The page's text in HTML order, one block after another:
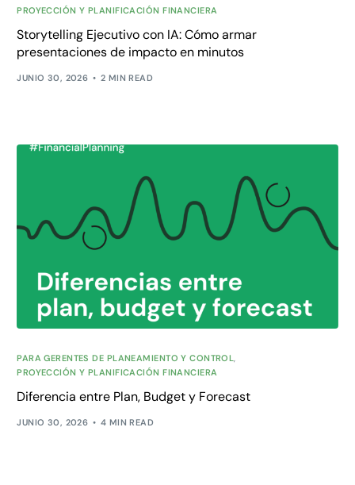
PROYECCIÓN Y PLANIFICACIÓN FINANCIERA
Storytelling Ejecutivo con IA: Cómo armar
presentaciones de impacto en minutos
JUNIO 30, 2026 2 MIN READ
PARA GERENTES DE PLANEAMIENTO Y CONTROL
PROYECCIÓN Y PLANIFICACIÓN FINANCIERA
Diferencia entre Plan, Budget y Forecast
JUNIO 30, 2026 4 MIN READ